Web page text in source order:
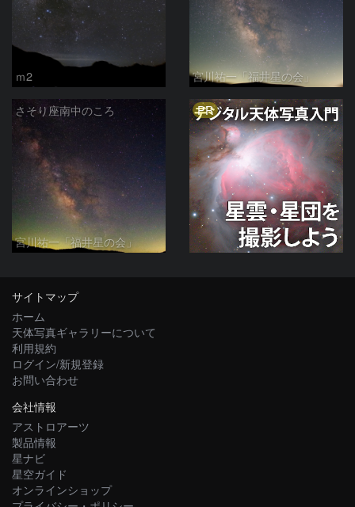
ｍ2 宮川祐一「福井星の会」
さそり座南中のころ
宮川祐一「福井星の会」
PR
サイトマップ
ホーム
天体写真ギャラリーについて
利用規約
ログイン/新規登録
お問い合わせ
会社情報
アストロアーツ
製品情報
星ナビ
星空ガイド
オンラインショップ